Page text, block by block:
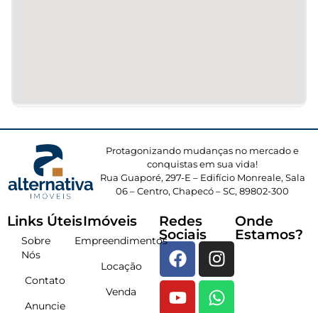
Protagonizando mudanças no mercado e
conquistas em sua vida!
Rua Guaporé, 297-E – Edifício Monreale, Sala
06 – Centro, Chapecó – SC, 89802-300
Links Úteis
Sobre
Nós
Contato
Anuncie
Imóveis
Empreendimentos
Locação
Venda
Redes
Sociais
Onde
Estamos?